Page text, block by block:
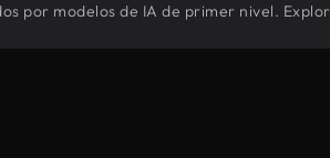
por modelos de IA de primer nivel.